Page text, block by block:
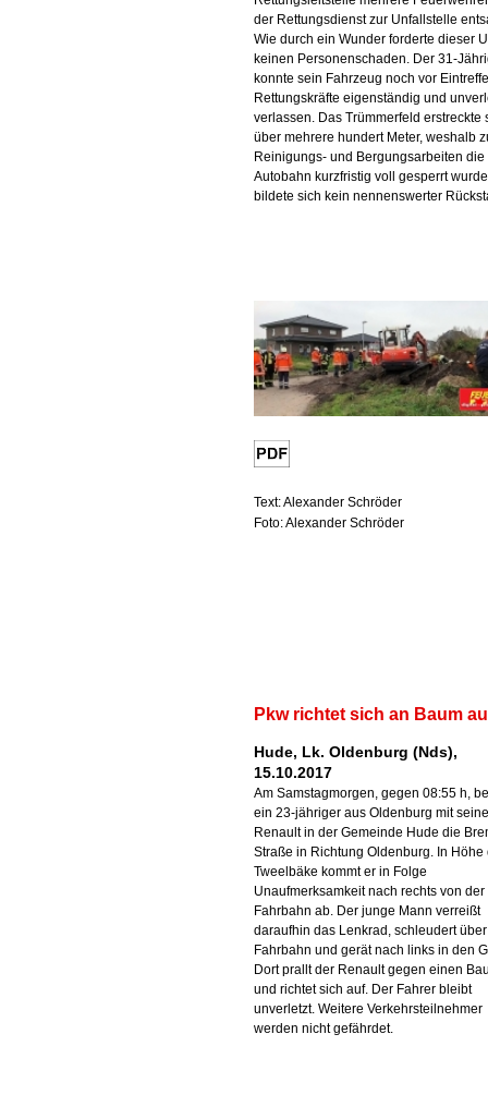
der Rettungsdienst zur Unfallstelle
Wie durch ein Wunder forderte dieser
keinen Personenschaden. Der 31-
konnte sein Fahrzeug noch vor
Rettungskräfte eigenständig und
verlassen. Das Trümmerfeld erstreckte
über mehrere hundert Meter, weshalb
Reinigungs- und Bergungsarbeiten die
Autobahn kurzfristig voll gesperrt
bildete sich kein nennenswerter
Text: Alexander Schröder
Foto: Alexander Schröder
Pkw richtet sich an Baum
Hude, Lk. Oldenburg (Nds),
15.10.2017
Am Samstagmorgen, gegen 08:55 h,
ein 23-jähriger aus Oldenburg mit
Renault in der Gemeinde Hude die
Straße in Richtung Oldenburg. In Höhe
Tweelbäke kommt er in Folge
Unaufmerksamkeit nach rechts von der
Fahrbahn ab. Der junge Mann verreißt
daraufhin das Lenkrad, schleudert
Fahrbahn und gerät nach links in den
Dort prallt der Renault gegen einen
und richtet sich auf. Der Fahrer bleibt
unverletzt. Weitere Verkehrsteilnehmer
werden nicht gefährdet.